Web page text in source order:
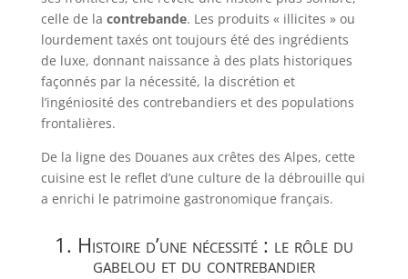
celle de la contrebande. Les produits « illicites » ou
lourdement taxés ont toujours été des ingrédients
de luxe, donnant naissance à des plats historiques
façonnés par la nécessité, la discrétion et
l’ingéniosité des contrebandiers et des populations
frontalières.
De la ligne des Douanes aux crêtes des Alpes, cette
cuisine est le reflet d’une culture de la débrouille qui
a enrichi le patrimoine gastronomique français.
1. Histoire d’une nécessité : le rôle du
gabelou et du contrebandier